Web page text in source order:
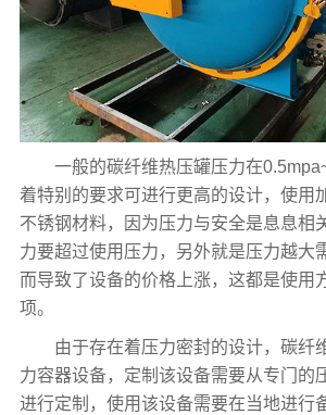
一般的碳纤维热压罐压力在
着特别的要求可进行更高的设计，使用
不锈钢材料，因为压力与安全是息息相
力要超过使用压力，另外就是压力越大
而导致了设备的价格上涨，这都是使用
项。
由于存在着压力密封的设计，碳纤
力容器设备，定制该设备需要从专门的
进行定制，使用该设备需要在当地进行